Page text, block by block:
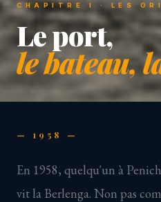
CHAPITRE I · LES
Le port,
le bateau,
— 1958 —
En 1958, quelqu'un à
vit la Berlenga. Non pas